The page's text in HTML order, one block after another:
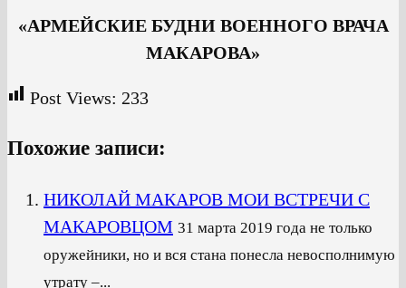
«АРМЕЙСКИЕ БУДНИ ВОЕННОГО ВРАЧА
МАКАРОВА»
Post Views: 233
Похожие записи:
НИКОЛАЙ МАКАРОВ МОИ ВСТРЕЧИ С
МАКАРОВЦОМ 31 марта 2019 года не только
оружейники, но и вся стана понесла невосполнимую
утрату –...